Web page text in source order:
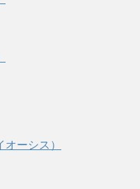
ーシス）